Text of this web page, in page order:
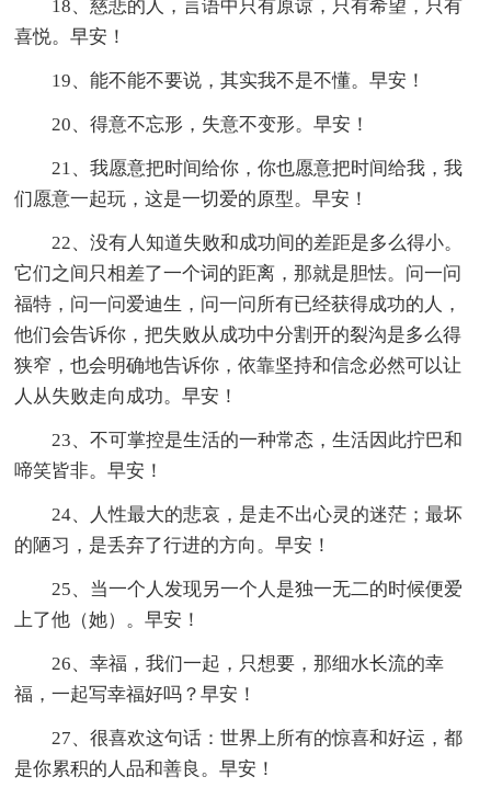
18、慈悲的人，言语中只有原谅，只有希望，只有
喜悦。早安！
19、能不能不要说，其实我不是不懂。早安！
20、得意不忘形，失意不变形。早安！
21、我愿意把时间给你，你也愿意把时间给我，我
们愿意一起玩，这是一切爱的原型。早安！
22、没有人知道失败和成功间的差距是多么得小。
它们之间只相差了一个词的距离，那就是胆怯。问一问
福特，问一问爱迪生，问一问所有已经获得成功的人，
他们会告诉你，把失败从成功中分割开的裂沟是多么得
狭窄，也会明确地告诉你，依靠坚持和信念必然可以让
人从失败走向成功。早安！
23、不可掌控是生活的一种常态，生活因此拧巴和
啼笑皆非。早安！
24、人性最大的悲哀，是走不出心灵的迷茫；最坏
的陋习，是丢弃了行进的方向。早安！
25、当一个人发现另一个人是独一无二的时候便爱
上了他（她）。早安！
26、幸福，我们一起，只想要，那细水长流的幸
福，一起写幸福好吗？早安！
27、很喜欢这句话：世界上所有的惊喜和好运，都
是你累积的人品和善良。早安！